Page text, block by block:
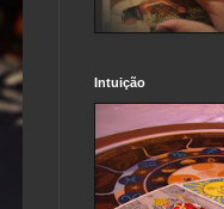
Intuição